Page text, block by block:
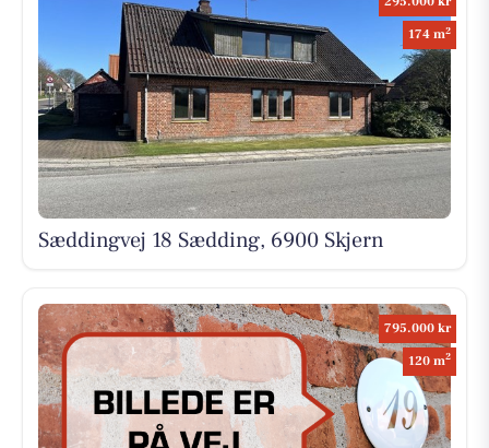
174 m2
Sæddingvej 18 Sædding, 6900 Skjern
795.000 kr
120 m2